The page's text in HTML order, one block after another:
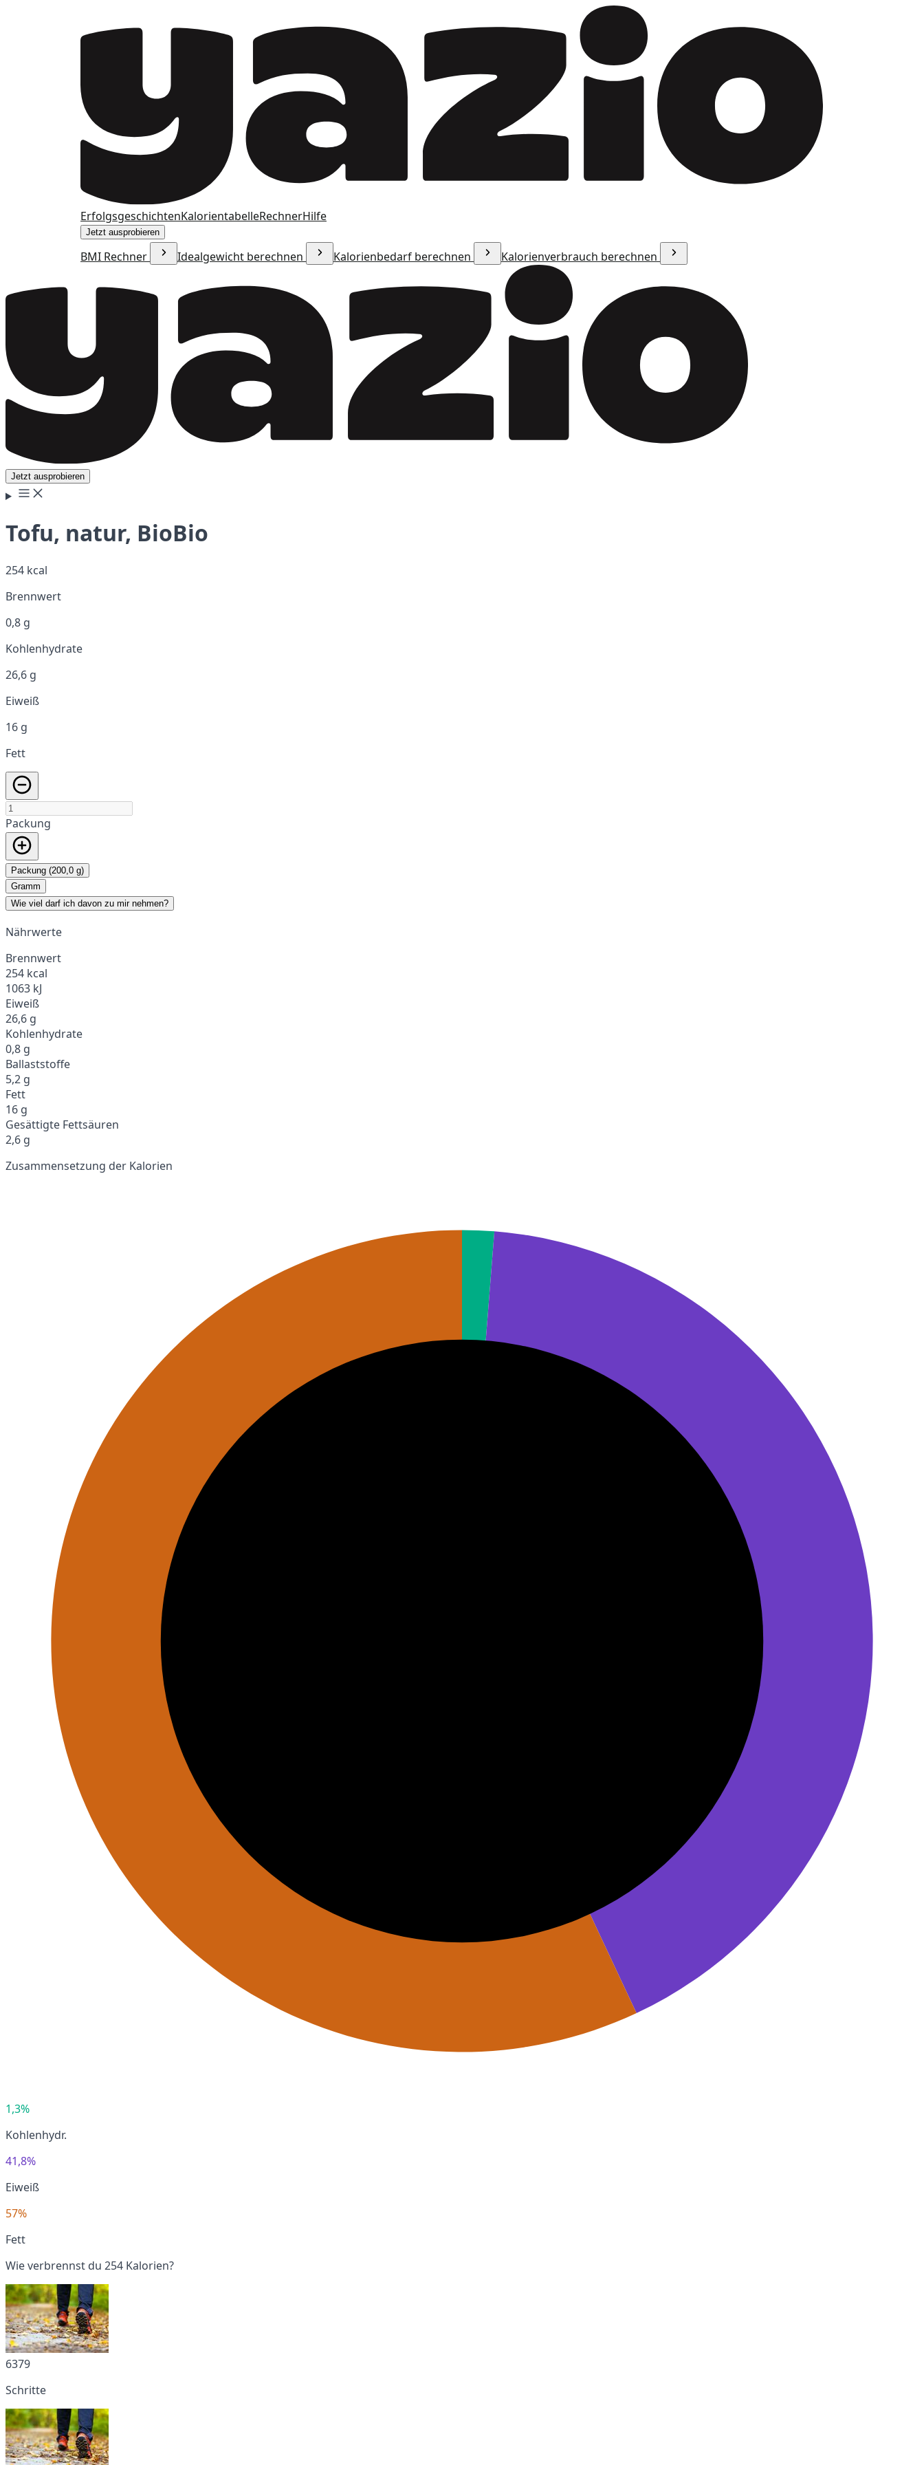
ErfolgsgeschichtenKalorientabelleRechnerHilfe
Jetzt ausprobieren
BMI Rechner Idealgewicht berechnen Kalorienbedarf berechnen Kalorienverbrauch berechnen
Jetzt ausprobieren
Tofu, natur, BioBio
254 kcal
Brennwert
0,8 g
Kohlenhydrate
26,6 g
Eiweiß
16 g
Fett
Packung
Packung (200,0 g)
Gramm
Wie viel darf ich davon zu mir nehmen?
Nährwerte
Brennwert
254 kcal
1063 kJ
Eiweiß
26,6 g
Kohlenhydrate
0,8 g
Ballaststoffe
5,2 g
Fett
16 g
Gesättigte Fettsäuren
2,6 g
Zusammensetzung der Kalorien
1,3%
Kohlenhydr.
41,8%
Eiweiß
57%
Fett
Wie verbrennst du 254 Kalorien?
6379
Schritte